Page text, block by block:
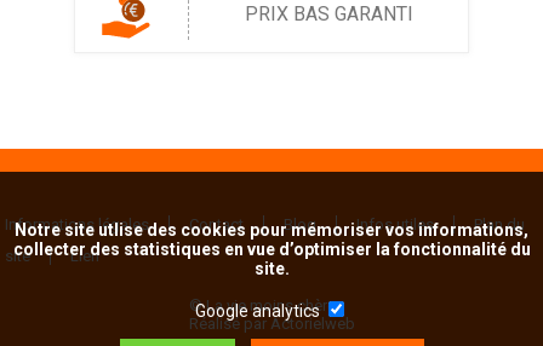
PRIX BAS GARANTI
Informations légales Contact Blog Infos utiles
Plan du
site
Lien
© La vie moins chère
Réalisé par Actorielweb
Notre site utlise des cookies pour mémoriser vos informations,
collecter des statistiques en vue d’optimiser la fonctionnalité du
site.
Google analytics